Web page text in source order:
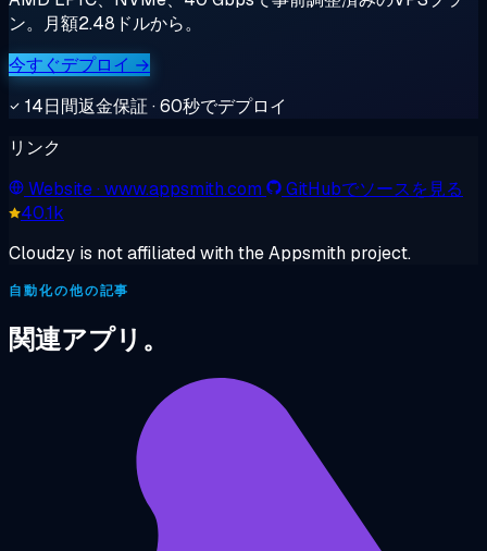
ン。月額2.48ドルから。
今すぐデプロイ →
14日間返金保証 · 60秒でデプロイ
リンク
Website· www.appsmith.com
GitHubでソースを見る
40.1k
Cloudzy is not affiliated with the Appsmith project.
自動化の他の記事
関連アプリ。